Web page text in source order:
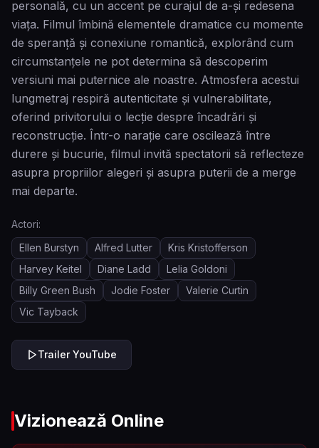
personală, cu un accent pe curajul de a-și redesena
viața. Filmul îmbină elementele dramatice cu momente
de speranță și conexiune romantică, explorând cum
circumstanțele ne pot determina să descoperim
versiuni mai puternice ale noastre. Atmosfera acestui
lungmetraj respiră autenticitate și vulnerabilitate,
oferind privitorului o lecție despre încadrări și
reconstrucție. Într-o narație care oscilează între
durere și bucurie, filmul invită spectatorii să reflecteze
asupra propriilor alegeri și asupra puterii de a merge
mai departe.
Actori:
Ellen Burstyn
Alfred Lutter
Kris Kristofferson
Harvey Keitel
Diane Ladd
Lelia Goldoni
Billy Green Bush
Jodie Foster
Valerie Curtin
Vic Tayback
Trailer YouTube
Vizionează Online